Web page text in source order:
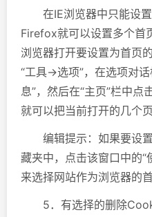
在IE浏览器中只能设置
Firefox就可以设置多个首
浏览器打开要设置为首页
“工具→选项”，在选项对
息”，然后在“主页”栏中点
就可以把当前打开的几个
编辑提示：如果要设置
藏夹中，点击该窗口中的“
来选择网站作为浏览器的首
5．有选择的删除